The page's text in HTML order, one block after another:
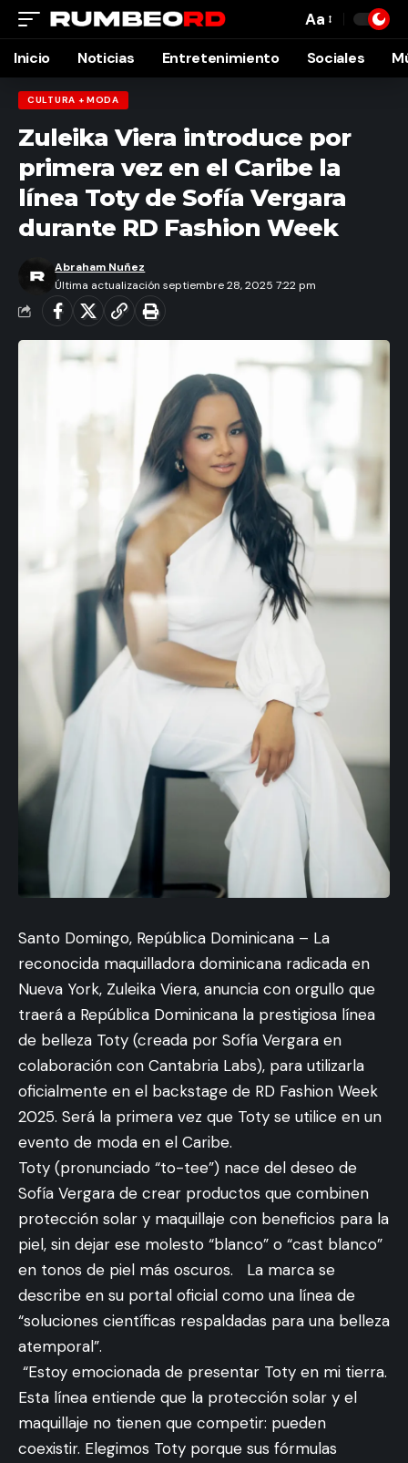
Font
Resizer
Aa
Inicio Noticias Entretenimiento Sociales
CULTURA + MODA
Zuleika Viera introduce por
primera vez en el Caribe la
línea Toty de Sofía Vergara
durante RD Fashion Week
Última actualización septiembre 28, 2025 7:22 pm
Abraham Nuñez
Santo Domingo, República Dominicana – La
reconocida maquilladora dominicana radicada en
Nueva York, Zuleika Viera, anuncia con orgullo que
traerá a República Dominicana la prestigiosa línea
de belleza Toty (creada por Sofía Vergara en
colaboración con Cantabria Labs), para utilizarla
oficialmente en el backstage de RD Fashion Week
2025. Será la primera vez que Toty se utilice en un
evento de moda en el Caribe.
Toty (pronunciado “to-tee”) nace del deseo de
Sofía Vergara de crear productos que combinen
protección solar y maquillaje con beneficios para la
piel, sin dejar ese molesto “blanco” o “cast blanco”
en tonos de piel más oscuros. La marca se
describe en su portal oficial como una línea de
“soluciones científicas respaldadas para una belleza
atemporal”.
“Estoy emocionada de presentar Toty en mi tierra.
Esta línea entiende que la protección solar y el
maquillaje no tienen que competir: pueden
coexistir. Elegimos Toty porque sus fórmulas